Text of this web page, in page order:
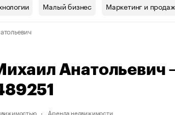
Малый бизнес Маркетинг и
Аренда недвижимости